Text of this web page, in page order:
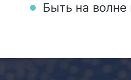
Быть на волне